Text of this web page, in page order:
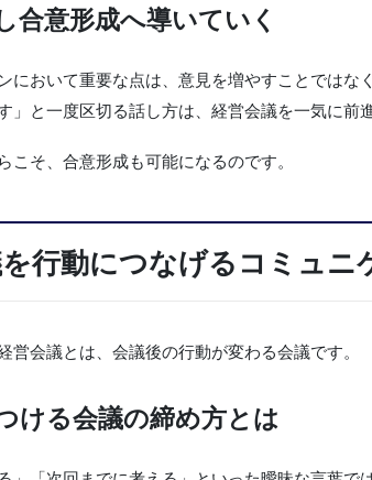
合意形成へ導いていく
において重要な点は、意見を増やすことではな
」と一度区切る話し方は、経営会議を一気に前
こそ、合意形成も可能になるのです。
行動につなげるコミュニ
営会議とは、会議後の行動が変わる会議です。
ける会議の締め方とは